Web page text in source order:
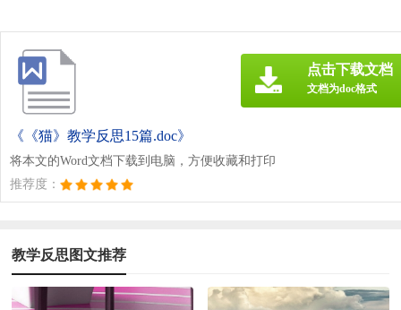
《《猫》教学反思15篇.doc》
将本文的Word文档下载到电脑，方便收藏和打印
推荐度：
点击下载文档
文档为doc格式
教学反思图文推荐